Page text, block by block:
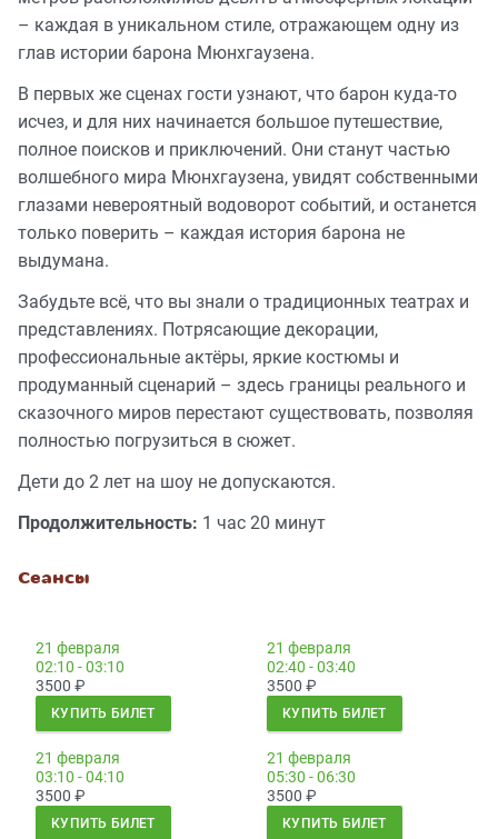
– каждая в уникальном стиле, отражающем одну из
глав истории барона Мюнхгаузена.
В первых же сценах гости узнают, что барон куда-то
исчез, и для них начинается большое путешествие,
полное поисков и приключений. Они станут частью
волшебного мира Мюнхгаузена, увидят собственными
глазами невероятный водоворот событий, и останется
только поверить – каждая история барона не
выдумана.
Забудьте всё, что вы знали о традиционных театрах и
представлениях. Потрясающие декорации,
профессиональные актёры, яркие костюмы и
продуманный сценарий – здесь границы реального и
сказочного миров перестают существовать, позволяя
полностью погрузиться в сюжет.
Дети до 2 лет на шоу не допускаются.
Продолжительность: 1 час 20 минут
Сеансы
21 февраля
02:10 - 03:10
3500 ₽
КУПИТЬ БИЛЕТ
21 февраля
02:40 - 03:40
3500 ₽
КУПИТЬ БИЛЕТ
21 февраля
03:10 - 04:10
3500 ₽
КУПИТЬ БИЛЕТ
21 февраля
05:30 - 06:30
3500 ₽
КУПИТЬ БИЛЕТ